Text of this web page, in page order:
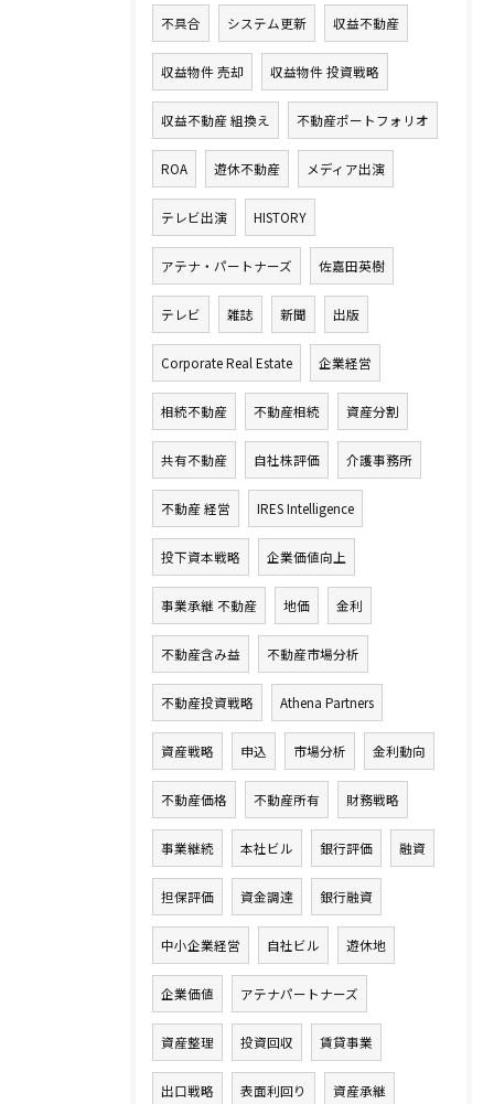
不具合 システム更新 収益不動産
収益物件 売却 収益物件 投資戦略
収益不動産 組換え 不動産ポートフォリオ
ROA 遊休不動産 メディア出演
テレビ出演 HISTORY
アテナ・パートナーズ 佐嘉田英樹
テレビ 雑誌 新聞 出版
Corporate Real Estate 企業経営
相続不動産 不動産相続 資産分割
共有不動産 自社株評価 介護事務所
不動産 経営 IRES Intelligence
投下資本戦略 企業価値向上
事業承継 不動産 地価 金利
不動産含み益 不動産市場分析
不動産投資戦略 Athena Partners
資産戦略 申込 市場分析 金利動向
不動産価格 不動産所有 財務戦略
事業継続 本社ビル 銀行評価 融資
担保評価 資金調達 銀行融資
中小企業経営 自社ビル 遊休地
企業価値 アテナパートナーズ
資産整理 投資回収 賃貸事業
出口戦略 表面利回り 資産承継